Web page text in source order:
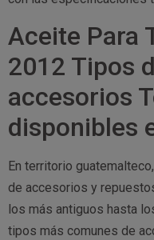
Aceite Para
2012 Tipos
accesorios
disponibles
En territorio
de accesorios y
los más antiguos hasta
tipos más comunes de